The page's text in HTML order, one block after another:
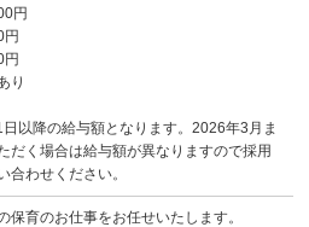
円
円
円
り
以降の給与額となります。2026年3月ま
だく場合は給与額が異なりますので採用
合わせください。
保育のお仕事をお任せいたします。